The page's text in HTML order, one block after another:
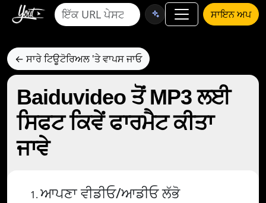
ਸਾਇਨ ਅਪ
← ਸਾਰੇ ਟਿਊਟੋਰਿਅਲ 'ਤੇ ਵਾਪਸ ਜਾਓ
Baiduvideo ਤੋਂ MP3 ਲਈ
ਸਿਫਟ ਕਿਵੇਂ ਫਾਰਮੈਟ ਕੀਤਾ
ਜਾਵੇ
ਆਪਣਾ ਵੀਡੀਓ/ਆਡੀਓ ਲੱਭੋ